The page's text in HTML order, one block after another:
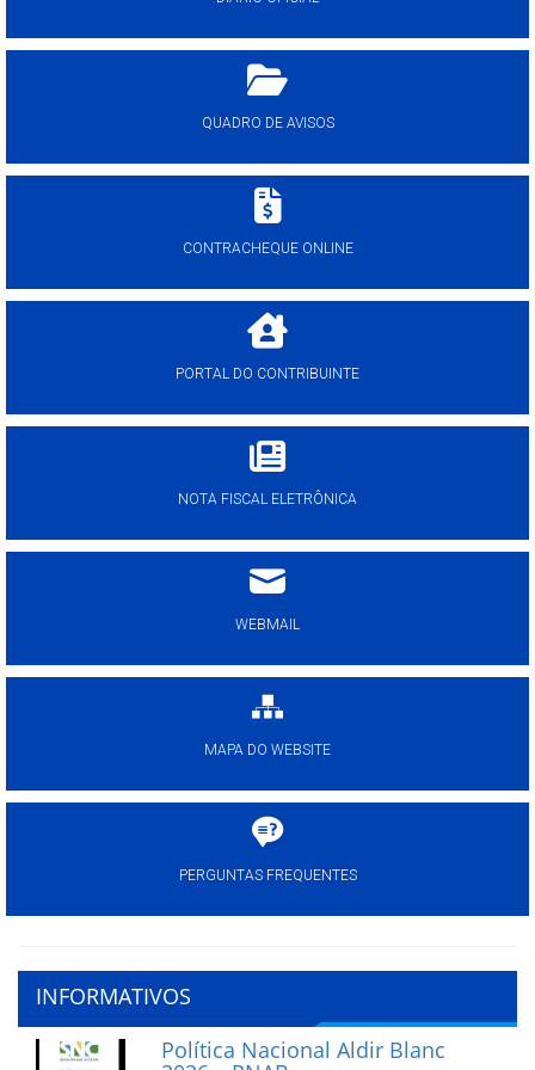
QUADRO DE AVISOS
CONTRACHEQUE ONLINE
PORTAL DO CONTRIBUINTE
NOTA FISCAL ELETRÔNICA
WEBMAIL
MAPA DO WEBSITE
PERGUNTAS FREQUENTES
INFORMATIVOS
Política Nacional Aldir Blanc